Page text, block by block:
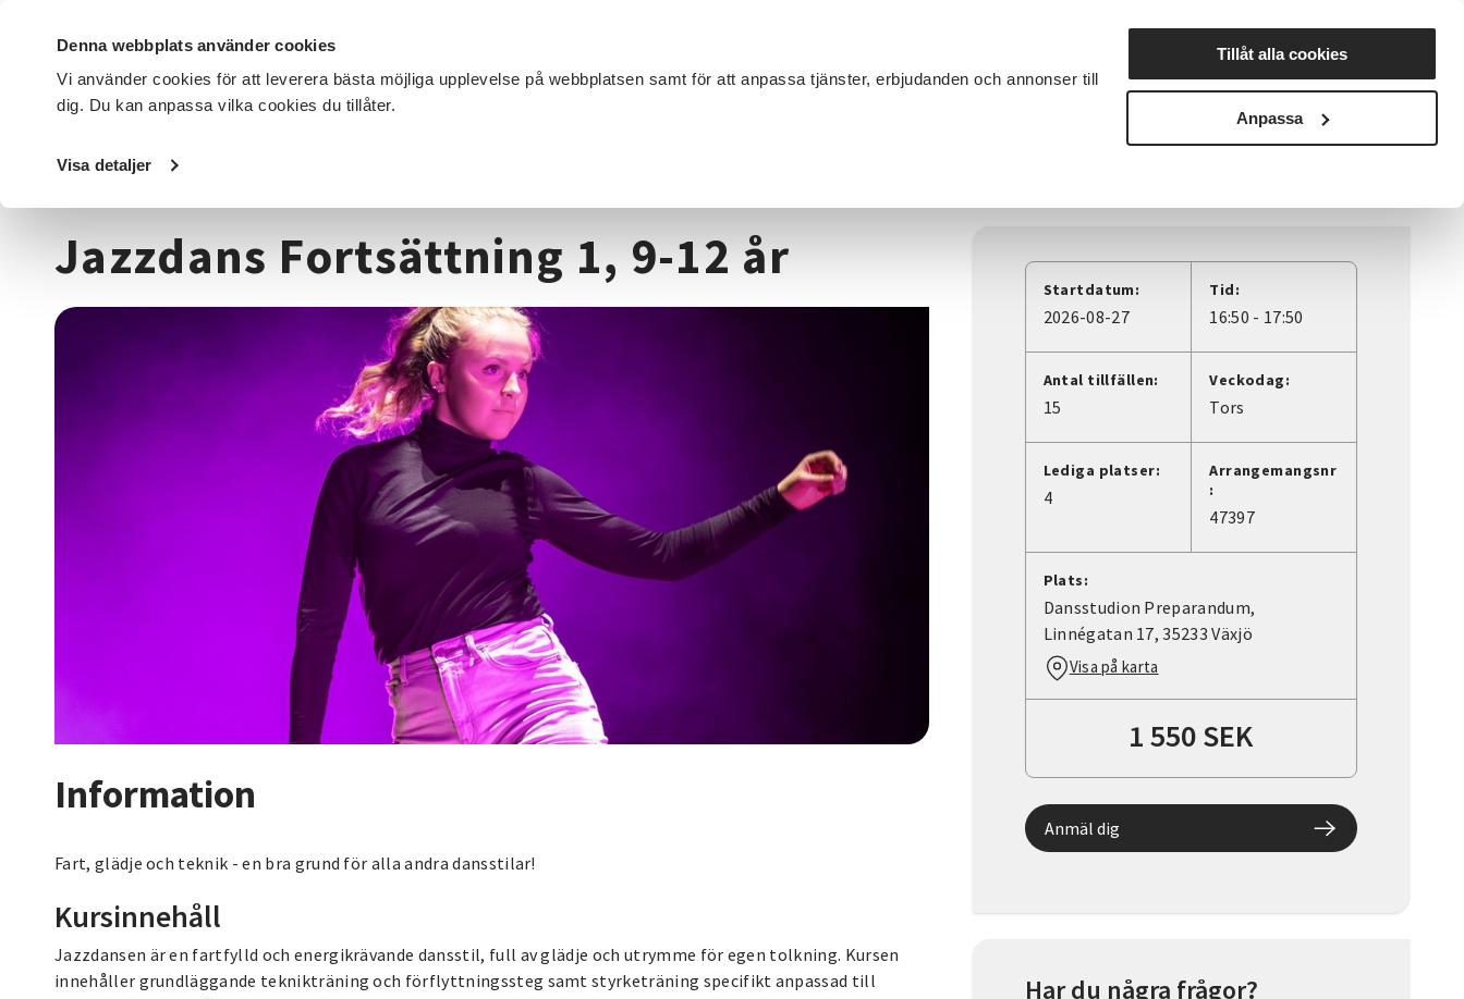
Denna webbplats använder cookies
Vi använder cookies för att leverera bästa möjliga upplevelse på webbplatsen samt för att anpassa tjänster, erbjudanden och annonser till
dig. Du kan anpassa vilka cookies du tillåter.
Visa detaljer
Tillåt alla cookies
Anpassa
DET HÄR GÖR VI FÖR DIG SOM SÖK KURSER OCH EVENEMANG Nyheter Avdelningar
Startsida / Kurser och evenemang
Jazzdans Fortsättning 1, 9-12 år
Information
Fart, glädje och teknik - en bra grund för alla andra dansstilar!
Kursinnehåll
Jazzdansen är en fartfylld och energikrävande dansstil, full av glädje och utrymme för egen tolkning. Kursen
innehåller grundläggande teknikträning och förflyttningssteg samt styrketräning specifikt anpassad till
Startdatum:
2026-08-27
Tid:
16:50 - 17:50
Antal tillfällen:
15
Veckodag:
Tors
Lediga platser:
4
Arrangemangsnr
:
47397
Plats:
Dansstudion Preparandum,
Linnégatan 17, 35233 Växjö
Visa på karta
1 550 SEK
Anmäl dig
Har du några frågor?